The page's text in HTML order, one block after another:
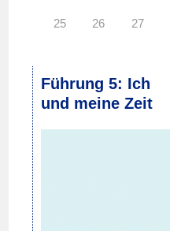
25 26 27
Führung 5: Ich
und meine Zeit